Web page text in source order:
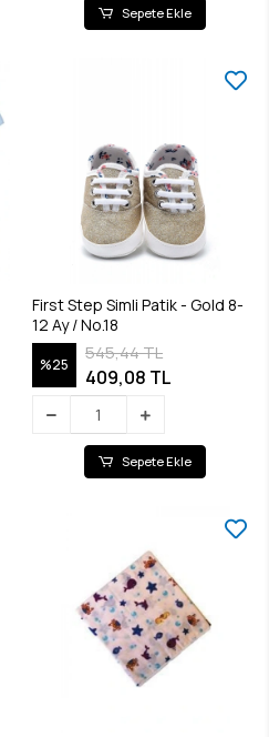
Sepete Ekle
First Step Simli Patik - Gold 8-
12 Ay / No.18
%25
545,44 TL
409,08 TL
Sepete Ekle